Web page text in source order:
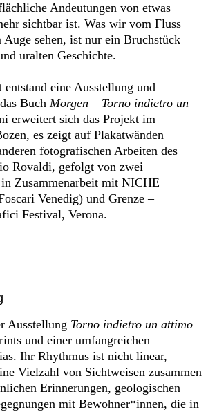
Andeutungen von etwas
sichtbar ist. Was wir vom Fluss
sehen, ist nur ein Bruchstück
uralten Geschichte.
eine Ausstellung und
Buch Morgen – Torno indietro un
erweitert sich das Projekt im
es zeigt auf Plakatwänden
fotografischen Arbeiten des
Rovaldi, gefolgt von zwei
Zusammenarbeit mit NICHE
Venedig) und Grenze –
Festival, Verona.
Ausstellung Torno indietro un attimo
und einer umfangreichen
Ihr Rhythmus ist nicht linear,
Vielzahl von Sichtweisen zusammen
Erinnerungen, geologischen
mit Bewohner*innen, die in